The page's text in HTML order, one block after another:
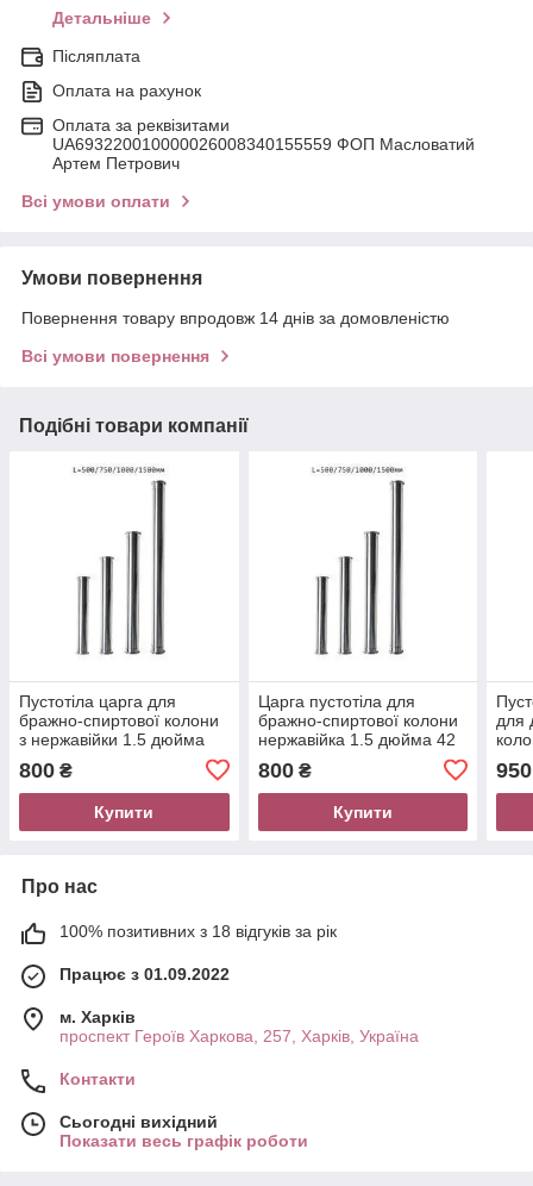
Детальніше
Післяплата
Оплата на рахунок
Оплата за реквізитами
UA693220010000026008340155559 ФОП Масловатий
Артем Петрович
Всі умови оплати
Умови повернення
Повернення товару впродовж 14 днів за домовленістю
Всі умови повернення
Подібні товари компанії
Пустотіла царга для
бражно-спиртової колони
з нержавійки 1.5 дюйма
Samogray
800 ₴
Купити
Царга пустотіла для
бражно-спиртової колони
нержавійка 1.5 дюйма 42
мм, L-750 мм Samogray
800₴
Купити
для
950
Про нас
100% позитивних з 18 відгуків за рік
Працює з 01.09.2022
м. Харків
проспект Героїв Харкова, 257, Харків, Україна
Контакти
Сьогодні вихідний
Показати весь графік роботи